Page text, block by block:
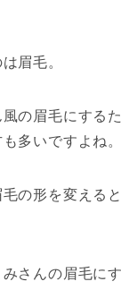
眉毛。
の眉毛にする
多いですよね。
毛の形を変える
さんの眉毛に